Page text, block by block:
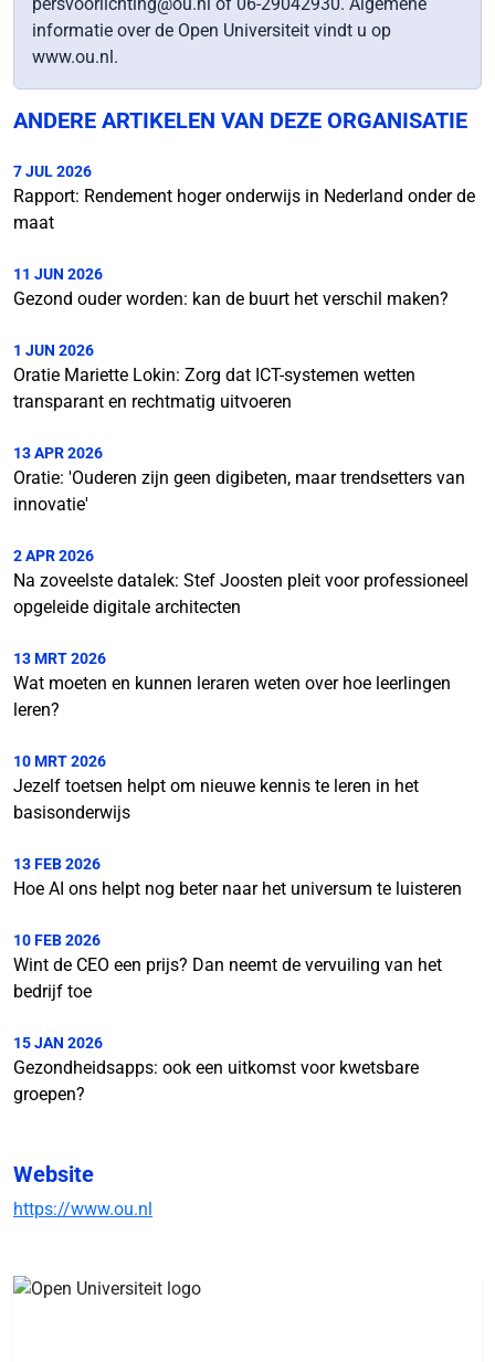
informatie over de Open Universiteit vindt u op
www.ou.nl.
ANDERE ARTIKELEN VAN DEZE ORGANISATIE
7 JUL 2026
Rapport: Rendement hoger onderwijs in Nederland onder de
maat
11 JUN 2026
Gezond ouder worden: kan de buurt het verschil maken?
1 JUN 2026
Oratie Mariette Lokin: Zorg dat ICT-systemen wetten
transparant en rechtmatig uitvoeren
13 APR 2026
Oratie: 'Ouderen zijn geen digibeten, maar trendsetters van
innovatie'
2 APR 2026
Na zoveelste datalek: Stef Joosten pleit voor professioneel
opgeleide digitale architecten
13 MRT 2026
Wat moeten en kunnen leraren weten over hoe leerlingen
leren?
10 MRT 2026
Jezelf toetsen helpt om nieuwe kennis te leren in het
basisonderwijs
13 FEB 2026
Hoe AI ons helpt nog beter naar het universum te luisteren
10 FEB 2026
Wint de CEO een prijs? Dan neemt de vervuiling van het
bedrijf toe
15 JAN 2026
Gezondheidsapps: ook een uitkomst voor kwetsbare
groepen?
Website
https://www.ou.nl